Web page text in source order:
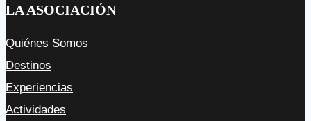
LA ASOCIACIÓN
Quiénes Somos
Destinos
Experiencias
Actividades